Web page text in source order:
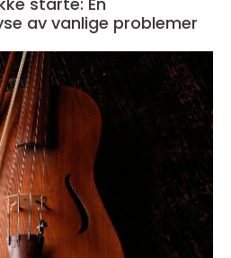
av vanlige problemer